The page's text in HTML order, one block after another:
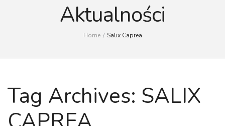
Kontakt
Aktualności
Home / Salix Caprea
Tag Archives: SALIX